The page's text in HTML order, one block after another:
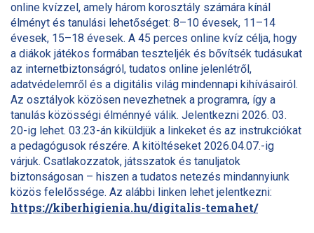
online kvízzel, amely három korosztály számára kínál
élményt és tanulási lehetőséget: 8–10 évesek, 11–14
évesek, 15–18 évesek. A 45 perces online kvíz célja, hogy
a diákok játékos formában teszteljék és bővítsék tudásukat
az internetbiztonságról, tudatos online jelenlétről,
adatvédelemről és a digitális világ mindennapi kihívásairól.
Az osztályok közösen nevezhetnek a programra, így a
tanulás közösségi élménnyé válik. Jelentkezni 2026. 03.
20-ig lehet. 03.23-án kiküldjük a linkeket és az instrukciókat
a pedagógusok részére. A kitöltéseket 2026.04.07.-ig
várjuk. Csatlakozzatok, játsszatok és tanuljatok
biztonságosan – hiszen a tudatos netezés mindannyiunk
közös felelőssége. Az alábbi linken lehet jelentkezni:
https://kiberhigienia.hu/digitalis-temahet/